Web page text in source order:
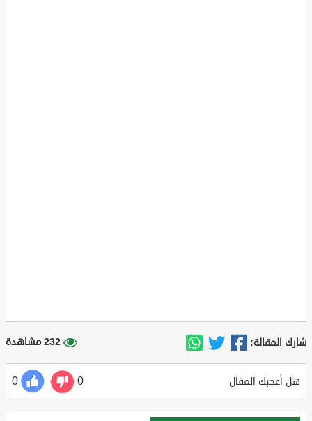
شارك المقالة: 232 مشاهدة
هل أعجبك المقال 0
0